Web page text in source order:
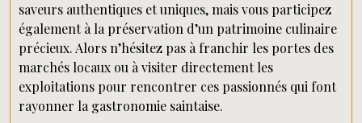
saveurs authentiques et uniques, mais vous participez
également à la préservation d’un patrimoine culinaire
précieux. Alors n’hésitez pas à franchir les portes des
marchés locaux ou à visiter directement les
exploitations pour rencontrer ces passionnés qui font
rayonner la gastronomie saintaise.